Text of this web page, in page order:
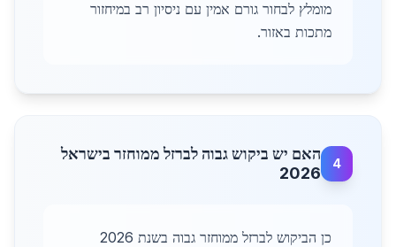
מומלץ לבחור גורם אמין עם ניסיון רב במיחזור
מתכות באזור.
4
האם יש ביקוש גבוה לברזל ממוחזר בישראל
2026
כן הביקוש לברזל ממוחזר גבוה בשנת 2026